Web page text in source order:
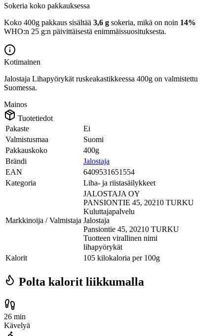
Sokeria koko pakkauksessa
Koko 400g pakkaus sisältää 3,6 g sokeria, mikä on noin 14%
WHO:n 25 g:n päivittäisestä enimmäissuosituksesta.
Kotimainen
Jalostaja Lihapyörykät ruskeakastikkeessa 400g on valmistettu
Suomessa.
Mainos
Tuotetiedot
Pakaste
Ei
Valmistusmaa
Suomi
Pakkauskoko
400g
Brändi
Jalostaja
EAN
6409531651554
Kategoria
Liha- ja riistasäilykkeet
Markkinoija / Valmistaja
JALOSTAJA OY
PANSIONTIE 45, 20210 TURKU
Kuluttajapalvelu
Jalostaja
Pansiontie 45, 20210 TURKU
Tuotteen virallinen nimi
lihapyörykät
Kalorit
105 kilokaloria per 100g
Polta kalorit liikkumalla
26 min
Kävelyä